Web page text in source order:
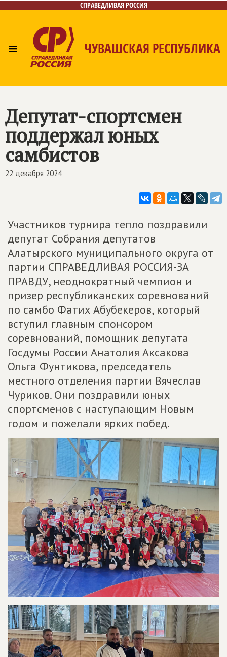
СПРАВЕДЛИВАЯ РОССИЯ
≡ ЧУВАШСКАЯ РЕСПУБЛИКА
Депутат-спортсмен
поддержал юных
самбистов
22 декабря 2024
Участников турнира тепло поздравили
депутат Собрания депутатов
Алатырского муниципального округа от
партии СПРАВЕДЛИВАЯ РОССИЯ-ЗА
ПРАВДУ, неоднократный чемпион и
призер республиканских соревнований
по самбо Фатих Абубекеров, который
вступил главным спонсором
соревнований, помощник депутата
Госдумы России Анатолия Аксакова
Ольга Фунтикова, председатель
местного отделения партии Вячеслав
Чуриков. Они поздравили юных
спортсменов с наступающим Новым
годом и пожелали ярких побед.